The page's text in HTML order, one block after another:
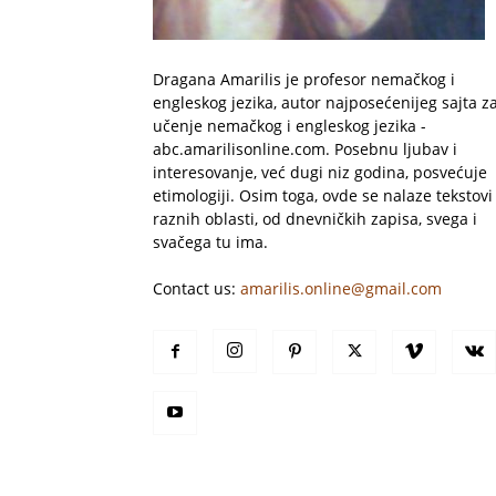
Dragana Amarilis je profesor nemačkog i
engleskog jezika, autor najposećenijeg sajta
učenje nemačkog i engleskog jezika -
abc.amarilisonline.com. Posebnu ljubav i
interesovanje, već dugi niz godina, posvećuje
etimologiji. Osim toga, ovde se nalaze
raznih oblasti, od dnevničkih zapisa, svega i
svačega tu ima.
Contact us: amarilis.online@gmail.com